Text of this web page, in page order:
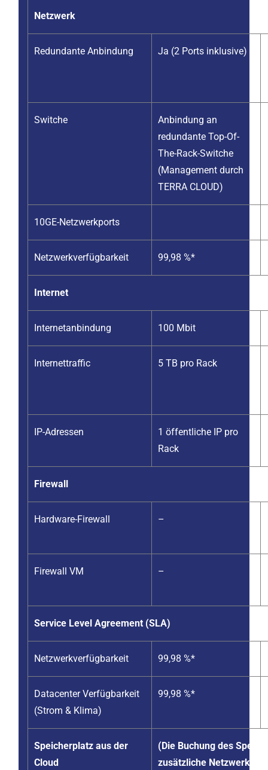
Netzwerk
Redundante Anbindung Ja (2 Ports inklusive)
Switche
Anbindung an
redundante Top-Of-
The-Rack-Switche
(Management durch
TERRA CLOUD)
10GE-Netzwerkports
Netzwerkverfügbarkeit 99,98 %*
Internet
Internetanbindung 100 Mbit
Internettraffic 5 TB pro Rack
IP-Adressen
1 öffentliche IP pro
Rack
Firewall
Hardware-Firewall –
Firewall VM –
Service Level Agreement (SLA)
Netzwerkverfügbarkeit 99,98 %*
Datacenter Verfügbarkeit
(Strom & Klima)
99,98 %*
Speicherplatz aus der
Cloud
(Die Buchung des
zusätzliche